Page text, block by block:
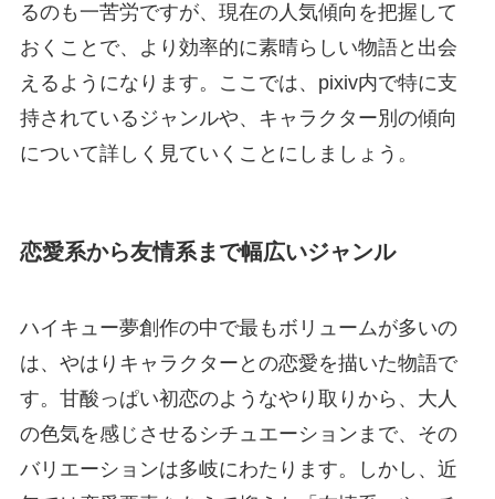
るのも一苦労ですが、現在の人気傾向を把握して
おくことで、より効率的に素晴らしい物語と出会
えるようになります。ここでは、pixiv内で特に支
持されているジャンルや、キャラクター別の傾向
について詳しく見ていくことにしましょう。
恋愛系から友情系まで幅広いジャンル
ハイキュー夢創作の中で最もボリュームが多いの
は、やはりキャラクターとの恋愛を描いた物語で
す。甘酸っぱい初恋のようなやり取りから、大人
の色気を感じさせるシチュエーションまで、その
バリエーションは多岐にわたります。しかし、近